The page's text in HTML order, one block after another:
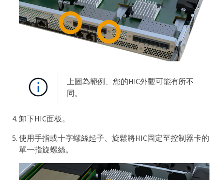
上圖為範例、您的HIC外觀可能有所不
同。
卸下HIC面板。
使用手指或十字螺絲起子、旋鬆將HIC固定至控制器卡的
單一指旋螺絲。